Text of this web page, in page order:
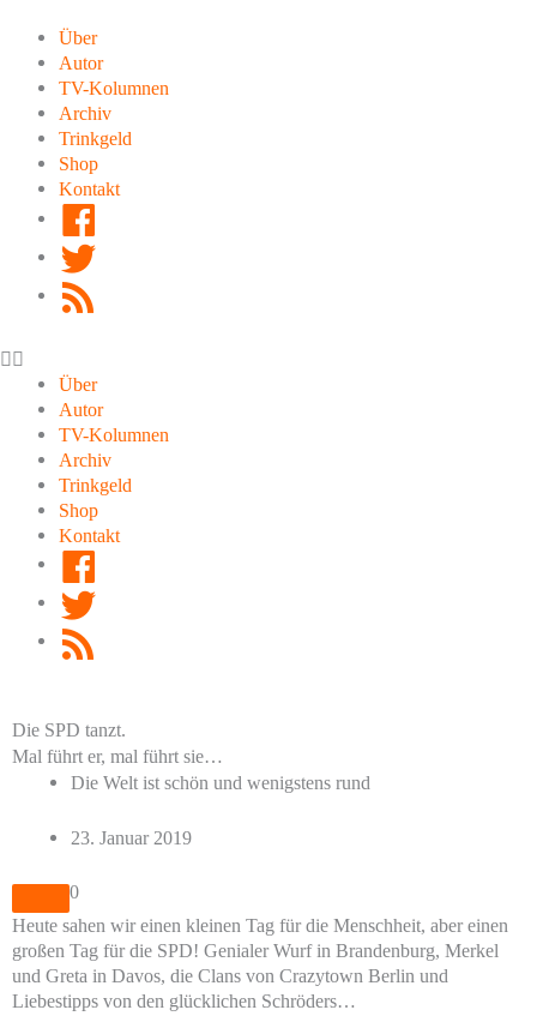
Inhalt
springen
Über
Autor
TV-Kolumnen
Archiv
Trinkgeld
Shop
Kontakt
Über
Autor
TV-Kolumnen
Archiv
Trinkgeld
Shop
Kontakt
Die SPD tanzt.
Mal führt er, mal führt sie…
Die Welt ist schön und wenigstens rund
23. Januar 2019
0
Heute sahen wir einen kleinen Tag für die Menschheit, aber einen
großen Tag für die SPD! Genialer Wurf in Brandenburg, Merkel
und Greta in Davos, die Clans von Crazytown Berlin und
Liebestipps von den glücklichen Schröders…